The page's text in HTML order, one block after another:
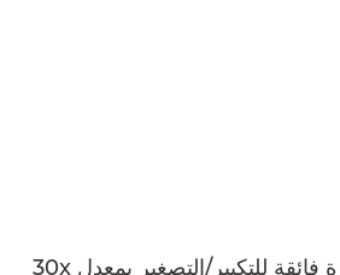
قدرة فائقة للتكبير/التصغير بمعدل 30x